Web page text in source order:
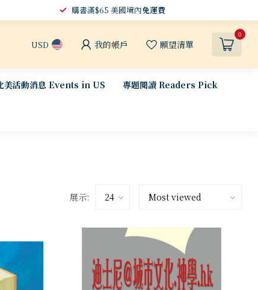
購書滿$65 美國境內免運費
USD 我的帳戶 願望清單
0
美活動消息 Events in US 專題閱讀 Readers Pick
展示: